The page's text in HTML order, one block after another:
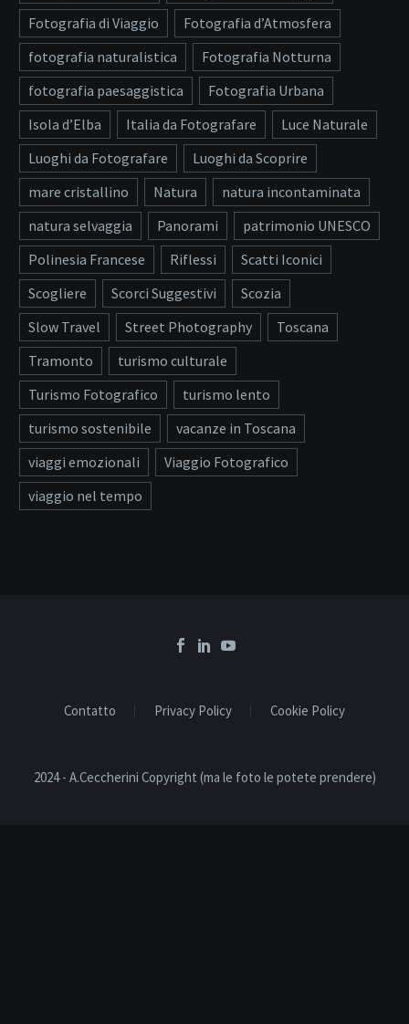
Fotografia di Viaggio
Fotografia d’Atmosfera
fotografia naturalistica
Fotografia Notturna
fotografia paesaggistica
Fotografia Urbana
Isola d’Elba
Italia da Fotografare
Luce Naturale
Luoghi da Fotografare
Luoghi da Scoprire
mare cristallino
Natura
natura incontaminata
natura selvaggia
Panorami
patrimonio UNESCO
Polinesia Francese
Riflessi
Scatti Iconici
Scogliere
Scorci Suggestivi
Scozia
Slow Travel
Street Photography
Toscana
Tramonto
turismo culturale
Turismo Fotografico
turismo lento
turismo sostenibile
vacanze in Toscana
viaggi emozionali
Viaggio Fotografico
viaggio nel tempo
Contatto Privacy Policy Cookie Policy
2024 - A.Ceccherini Copyright (ma le foto le potete prendere)